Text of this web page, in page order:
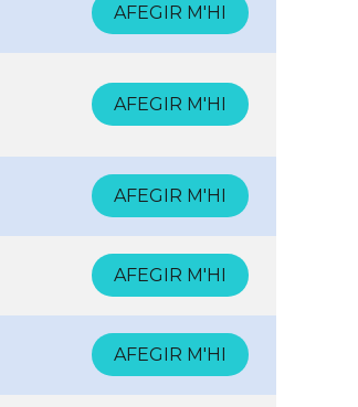
AFEGIR M'HI
AFEGIR M'HI
AFEGIR M'HI
AFEGIR M'HI
AFEGIR M'HI